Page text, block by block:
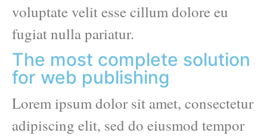
voluptate velit esse cillum dolore eu
fugiat nulla pariatur.
The most complete solution
for web publishing
Lorem ipsum dolor sit amet, consectetur
adipiscing elit, sed do eiusmod tempor